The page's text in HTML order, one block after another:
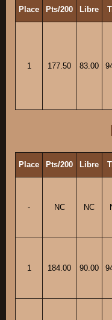
Place Pts/200 Libre
1 177.50 83.00
Place Pts/200 Libre
- NC NC
1 184.00 90.00